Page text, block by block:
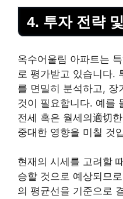
4. 투자 전략
옥수어울림 아파트는
로 평가받고 있습니다.
를 면밀히 분석하고, 장
것이 필요합니다. 예를
전세 혹은 월세의適切
중대한 영향을 미칠 것
현재의 시세를 고려할
승할 것으로 예상되므
의 평균선을 기준으로